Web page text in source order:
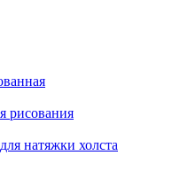
рисования
натяжки холста